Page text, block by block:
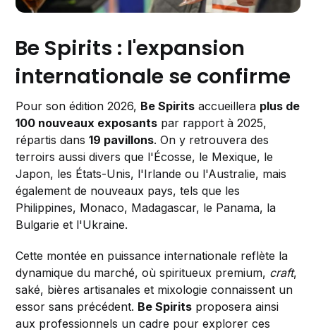
Be Spirits : l'expansion
internationale se confirme
Pour son édition 2026, Be Spirits accueillera plus de
100 nouveaux exposants par rapport à 2025,
répartis dans19 pavillons. On y retrouvera des
terroirs aussi divers que l'Écosse, le Mexique, le
Japon, les États-Unis, l'Irlande ou l'Australie, mais
également de nouveaux pays, tels que les
Philippines, Monaco, Madagascar, le Panama, la
Bulgarie et l'Ukraine.
Cette montée en puissance internationale reflète la
dynamique du marché, où spiritueux premium, craft,
saké, bières artisanales et mixologie connaissent un
essor sans précédent. Be Spirits proposera ainsi
aux professionnels un cadre pour explorer ces